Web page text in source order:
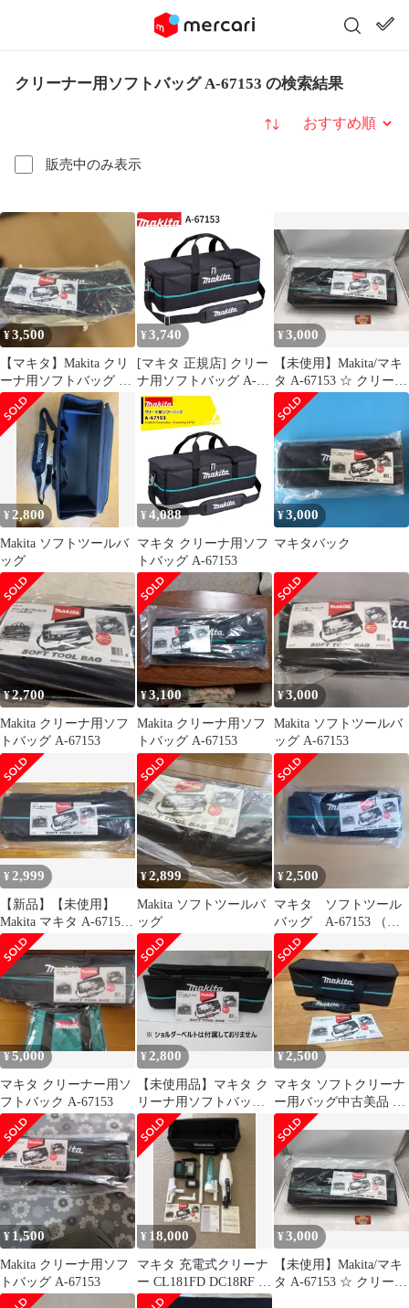
クリーナー用ソフトバッグ A-67153 の検索結果
販売中のみ表示
並び替え
¥3,500
【マキタ】Makita クリ
ーナ用ソフトバッグ A-
67153
¥ 3,740
[マキタ 正規店] クリー
ナ用ソフトバッグ A-
67153 makita 掃除機 収
納 クリーナー バッグ
持ち運び 車載
¥3,000
【未使用】Makita/マキ
タ A-67153 ☆ クリーナ
用ソフトバッグ
[IT_TR5BS][豊田][M04]
¥ 2,800
Makita ソフトツールバ
ッグ
¥ 4,088
マキタ クリーナ用ソフ
トバッグ A-67153
¥3,000
マキタバック
¥2,700
Makita クリーナ用ソフ
トバッグ A-67153
¥3,100
Makita クリーナ用ソフ
トバッグ A-67153
¥3,000
Makita ソフトツールバ
ッグ A-67153
¥ 2,999
【新品】【未使用】
Makita マキタ A-67153
クリーナ用ソフトバッ
グ
¥2,899
Makita ソフトツールバ
ッグ
¥2,500
マキタ ソフトツール
バッグ A-67153 （ク
リーナ用ソフトバッ
グ）
¥5,000
マキタ クリーナー用ソ
フトバック A-67153
¥2,800
【未使用品】マキタ ク
リーナ用ソフトバッグ
A-67153(ショルダーベ
ルト無し)
¥2,500
マキタ ソフトクリーナ
ー用バッグ中古美品 A-
67153
¥ 1,500
Makita クリーナ用ソフ
トバッグ A-67153
¥ 18,000
マキタ 充電式クリーナ
ー CL181FD DC18RF ソ
フトツールバッグセッ
¥3,000
【未使用】Makita/マキ
タ A-67153 ☆ クリーナ